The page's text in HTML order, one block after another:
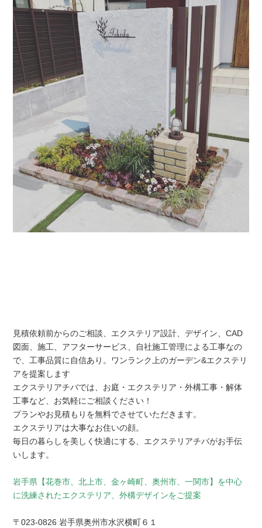
見積依頼前からのご相談、エクステリア設計、デザイン、CAD
図面、施工、アフターサービス、自社施工管理による工事なの
で、工事品質に自信あり。ワンランク上のガーデン&エクステリ
アを提案します
エクステリアチバでは、お庭・エクステリア・外構工事・解体
工事など、お気軽にご相談ください！
プランやお見積もりを無料でさせていただきます。
エクステリアは大事なお住いの顔。
毎日の暮らしを美しく快適にする、エクステリアチバがお手伝
いします。
岩手県【花巻市、北上市、金ヶ崎町、奥州市、一関市】を中心
に洗練されたエクステリア、外構デザインをご提案
〒023-0826 岩手県奥州市水沢横町６１